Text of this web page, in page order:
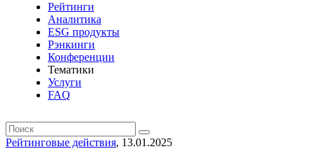
Рейтинги
Аналитика
ESG продукты
Рэнкинги
Конференции
Тематики
Услуги
FAQ
Рейтинговые действия, 13.01.2025